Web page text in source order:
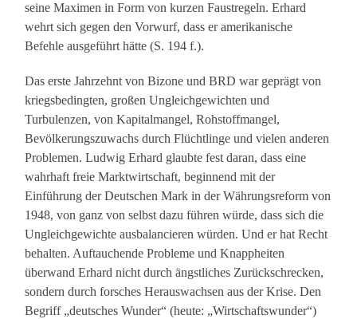
seine Maximen in Form von kurzen Faustregeln. Erhard
wehrt sich gegen den Vorwurf, dass er amerikanische
Befehle ausgeführt hätte (S. 194 f.).
Das erste Jahrzehnt von Bizone und BRD war geprägt von
kriegsbedingten, großen Ungleichgewichten und
Turbulenzen, von Kapitalmangel, Rohstoffmangel,
Bevölkerungszuwachs durch Flüchtlinge und vielen anderen
Problemen. Ludwig Erhard glaubte fest daran, dass eine
wahrhaft freie Marktwirtschaft, beginnend mit der
Einführung der Deutschen Mark in der Währungsreform von
1948, von ganz von selbst dazu führen würde, dass sich die
Ungleichgewichte ausbalancieren würden. Und er hat Recht
behalten. Auftauchende Probleme und Knappheiten
überwand Erhard nicht durch ängstliches Zurückschrecken,
sondern durch forsches Herauswachsen aus der Krise. Den
Begriff „deutsches Wunder“ (heute: „Wirtschaftswunder“)